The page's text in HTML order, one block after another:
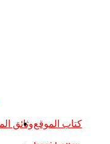
وثائقكتاب الموقع